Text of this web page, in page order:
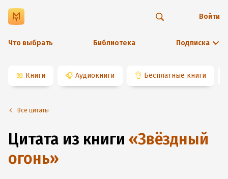
Что выбрать Библиотека Подписка
Войти
📖 Книги 🎧 Аудиокниги 👌 Бесплатные книги
Все цитаты
Цитата из книги «Звёздный
огонь»